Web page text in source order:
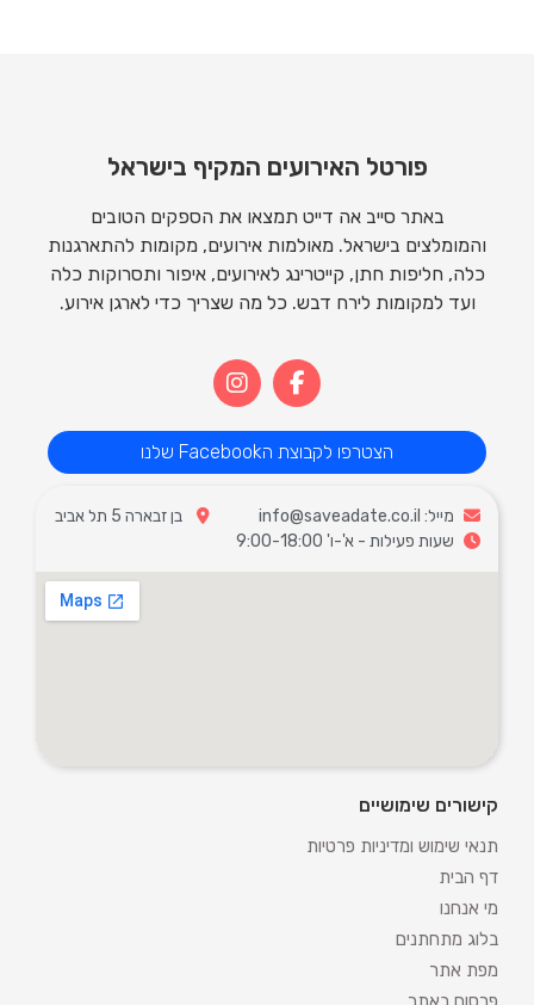
פורטל האירועים המקיף בישראל
באתר סייב אה דייט תמצאו את הספקים הטובים
והמומלצים בישראל. מאולמות אירועים, מקומות להתארגנות
כלה, חליפות חתן, קייטרינג לאירועים, איפור ותסרוקות כלה
ועד למקומות לירח דבש. כל מה שצריך כדי לארגן אירוע.
הצטרפו לקבוצת הFacebook שלנו
מייל: info@saveadate.co.il
בן זבארה 5 תל אביב
שעות פעילות - א'-ו' 9:00-18:00
קישורים שימושיים
תנאי שימוש ומדיניות פרטיות
דף הבית
מי אנחנו
בלוג מתחתנים
מפת אתר